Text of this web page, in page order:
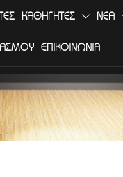
ΚΑΘΗΓΗΤΕΣ ΝΕΑ
ΕΠΙΚΟΙΝΩΝΙΑ